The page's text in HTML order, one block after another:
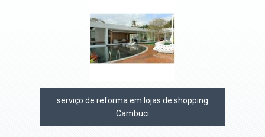
serviço de reforma em lojas de shopping
Cambuci